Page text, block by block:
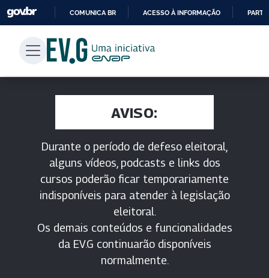
PARA
CONTEÚDO
COMUNICA BR ACESSO À INFORMAÇÃO
AVISO:
Durante o período de defeso eleitoral,
alguns vídeos, podcasts e links dos
cursos poderão ficar temporariamente
indisponíveis para atender à legislação
eleitoral.
Os demais conteúdos e funcionalidades
da EV.G continuarão disponíveis
normalmente.